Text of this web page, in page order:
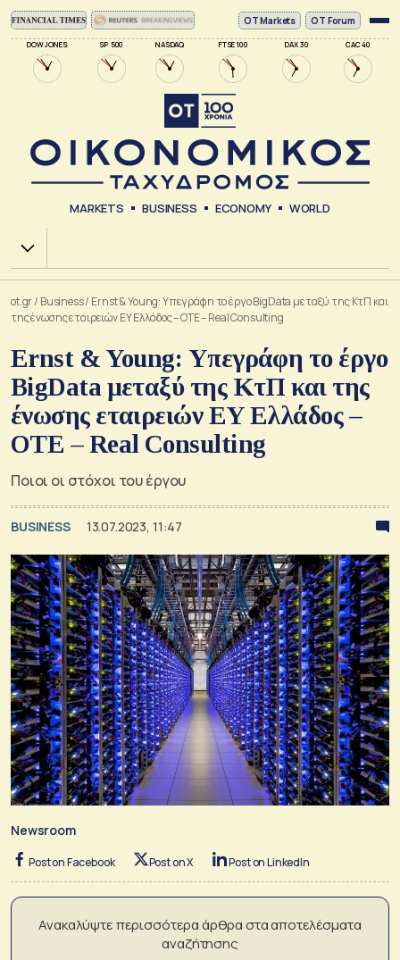
DOW JONES SP 500 NASDAQ FTSE 100 DAX 30 CAC 40
ΟΤ Markets OT Forum
MARKETS BUSINESS ECONOMY WORLD
Χ.Α.
ot.gr/ Business/ Ernst & Young: Υπεγράφη το έργο BigData μεταξύ της ΚτΠ και
της ένωσης εταιρειών EY Ελλάδος – OTE – Real Consulting
Ernst & Young: Υπεγράφη το έργο
BigData μεταξύ της ΚτΠ και της
ένωσης εταιρειών EY Ελλάδος –
OTE – Real Consulting
Ποιοι οι στόχοι του έργου
BUSINESS 13.07.2023, 11:47
Newsroom
Post on Facebook Post on X Post on LinkedIn
Ανακαλύψτε περισσότερα άρθρα στα αποτελέσματα
αναζήτησης